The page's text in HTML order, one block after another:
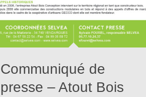
Communiqué de
presse – Atout Bois